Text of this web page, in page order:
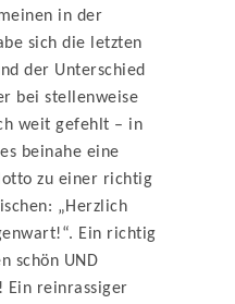
in der
sich die letzten
der Unterschied
bei stellenweise
weit gefehlt – in
beinahe eine
zu einer richtig
„Herzlich
Ein richtig
schön UND
Ein reinrassiger